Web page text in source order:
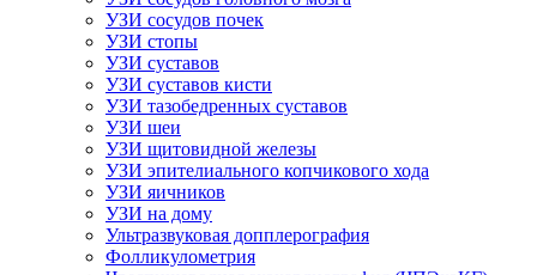
УЗИ сосудов почек
УЗИ стопы
УЗИ суставов
УЗИ суставов кисти
УЗИ тазобедренных суставов
УЗИ шеи
УЗИ щитовидной железы
УЗИ эпителиального копчикового хода
УЗИ яичников
УЗИ на дому
Ультразвуковая допплерография
Фолликулометрия